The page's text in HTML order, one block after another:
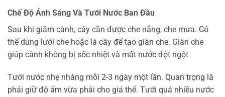
Chế Độ Ánh Sáng Và Tưới Nước Ban Đầu
Sau khi giâm cành, cây cần được che nắng, che mưa. Có
thể dùng lưới che hoặc lá cây để tạo giàn che. Giàn che
giúp cành không bị sốc nhiệt và mất nước đột ngột.
Tưới nước nhẹ nhàng mỗi 2-3 ngày một lần. Quan trọng là
phải giữ độ ẩm vừa phải cho giá thể. Tưới quá nhiều nước